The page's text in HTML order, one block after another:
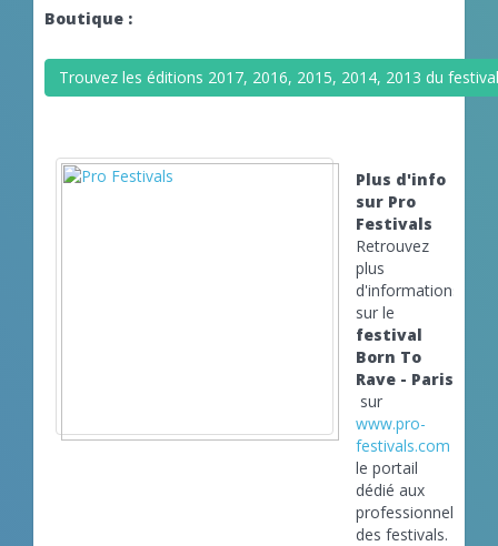
Boutique :
Trouvez les éditions 2017, 2016, 2015, 2014, 2013 du
Plus d'info
sur Pro
Festivals
Retrouvez
plus
d'informations
sur le
festival
Born To
Rave - Paris
sur
www.pro-
festivals.com
le portail
dédié aux
professionnels
des festivals.